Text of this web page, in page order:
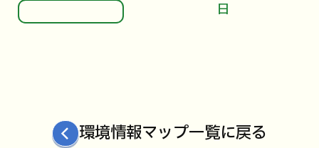
日
環境情報マップ一覧に戻る